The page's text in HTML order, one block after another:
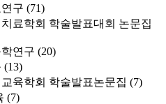
구 (71)
료학회 학술발표대회 논문집
연구 (20)
(13)
육학회 학술발표논문집 (7)
(7)